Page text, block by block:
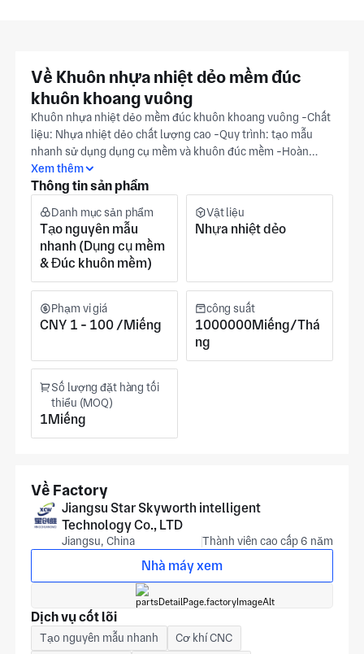
Về Khuôn nhựa nhiệt dẻo mềm đúc
khuôn khoang vuông
Khuôn nhựa nhiệt dẻo mềm đúc khuôn khoang vuông -Chất
liệu: Nhựa nhiệt dẻo chất lượng cao -Quy trình: tạo mẫu
nhanh sử dụng dụng cụ mềm và khuôn đúc mềm -Hoàn
thiện: Bề mặt nhẵn -Ứng dụng: Lý tưởng cho việc tạo mẫu
và sản xuất hàng loạt nhỏ -Tùy chỉnh: Có thể tùy chỉnh theo
chấp nhận -Được sử dụng rộng rãi trong: Máy móc, ô tô,
công nghiệp điện tử
Xem thêm
Thông tin sản phẩm
Danh mục sản phẩm
Tạo nguyên mẫu
nhanh (Dụng cụ mềm
& Đúc khuôn mềm)
Vật liệu
Nhựa nhiệt dẻo
Phạm vi giá
CNY 1 - 100 /Miếng
công suất
1000000Miếng/Thá
ng
Số lượng đặt hàng tối
thiểu (MOQ)
1Miếng
Về Factory
Jiangsu Star Skyworth intelligent
Technology Co., LTD
Jiangsu, China Thành viên cao cấp 6 năm
Nhà máy xem
Dịch vụ cốt lõi
Tạo nguyên mẫu nhanh
Cơ khí CNC